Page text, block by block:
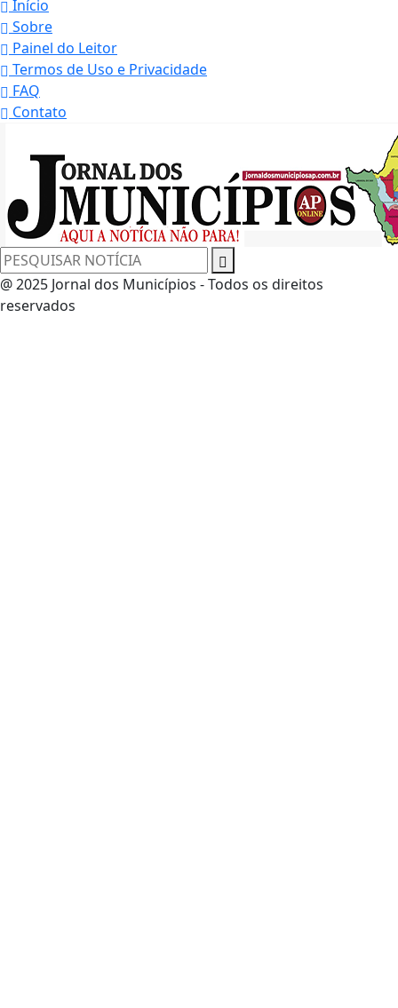
Início
Sobre
Painel do Leitor
Termos de Uso e Privacidade
FAQ
Contato
@ 2025 Jornal dos Municípios - Todos os direitos
reservados